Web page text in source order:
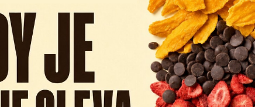
JESENICKÝ MED KOLOMÝ JIM JERKY
KÁVOVINY KIKKOMAN